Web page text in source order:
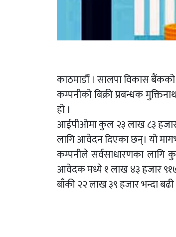
काठमाडौँ । सालपा विकास
कम्पनीको बिक्री प्रबन्धक
हो ।
आईपीओमा कुल २३ लाख ८३
लागि आवेदन दिएका छन्। यो
कम्पनीले सर्वसाधारणका लागि
आवेदक मध्ये १ लाख ४३ हजार ९१७
बाँकी २२ लाख ३९ हजार भन्दा